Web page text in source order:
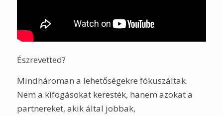
Észrevetted?
Mindhároman a lehetőségekre fókuszáltak.
Nem a kifogásokat keresték, hanem azokat a
partnereket, akik által jobbak,